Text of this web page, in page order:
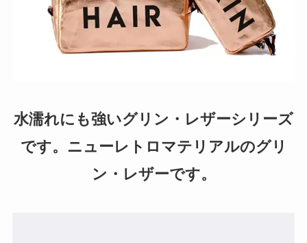
水濡れにも強いグリン・レザーシリーズ
です。ニューレトロマテリアルのグリ
ン・レザーです。